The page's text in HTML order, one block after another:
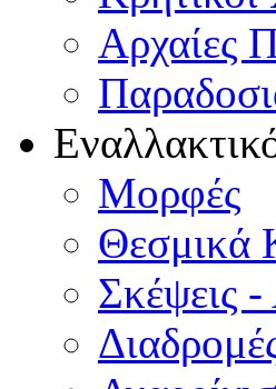
Αρχαίες
Μορφές
Θεσμικά
Σκέψεις